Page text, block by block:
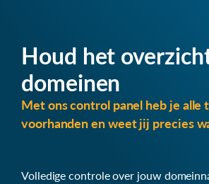
Houd het
domeinen
Met ons control panel heb je alle
voorhanden en weet jij precies
Volledige controle over jouw